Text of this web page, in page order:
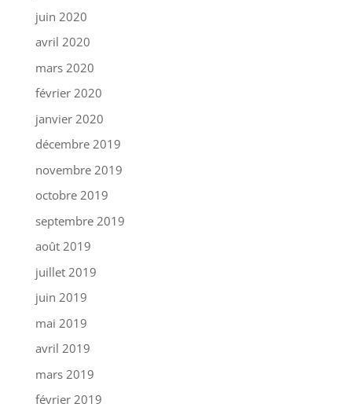
juin 2020
avril 2020
mars 2020
février 2020
janvier 2020
décembre 2019
novembre 2019
octobre 2019
septembre 2019
août 2019
juillet 2019
juin 2019
mai 2019
avril 2019
mars 2019
février 2019